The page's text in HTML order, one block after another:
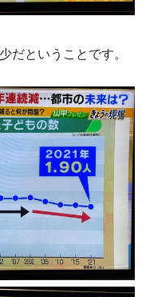
だということです。